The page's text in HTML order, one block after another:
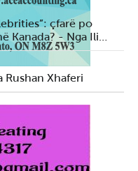
çfarë po
Kanada? - Nga Ili…
Xhaferi